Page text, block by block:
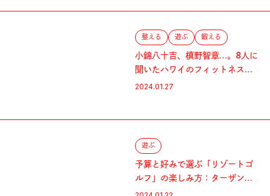
整える 遊ぶ 鍛える
小錦八十吉、槙野智章…。8人に
聞いたハワイのフィットネスな
楽しみ方：ターザン的オアフ島
2024.01.27
遊ぶ
予算と好みで選ぶ「リゾートゴ
ルフ」の楽しみ方：ターザン的
オアフ島ガイド